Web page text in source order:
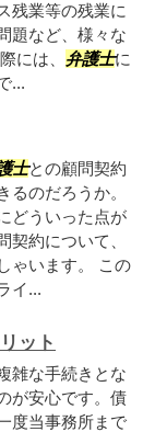
残業等の残業に
題など、様々な
には、 弁護士に
...
士との顧問契約
るのだろうか。
どういった点が
契約について、
ゃいます。 この
イ...
ット
雑な手続きとな
が安心です。債
度当事務所まで